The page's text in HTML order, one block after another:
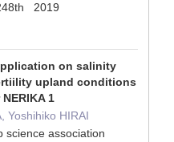
2019
on salinity
upland conditions
1
Yoshihiko HIRAI
science association